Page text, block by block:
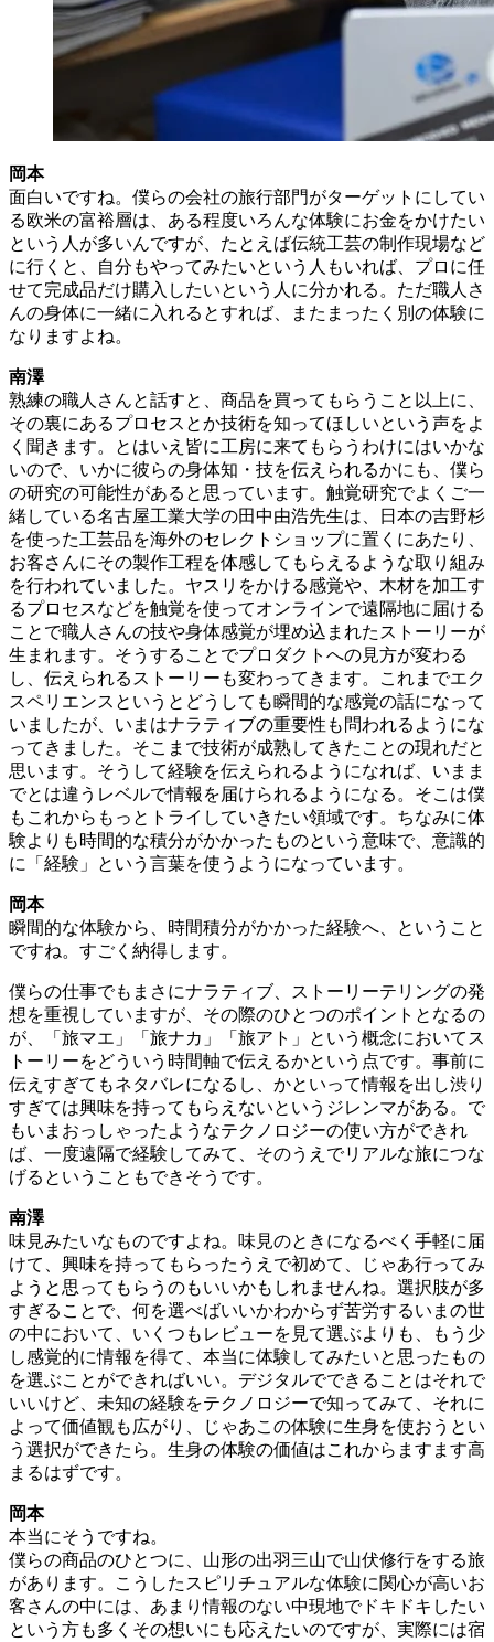
岡本
面白いですね。僕らの会社の旅行部門がターゲットにしてい
る欧米の富裕層は、ある程度いろんな体験にお金をかけたい
という人が多いんですが、たとえば伝統工芸の制作現場など
に行くと、自分もやってみたいという人もいれば、プロに任
せて完成品だけ購入したいという人に分かれる。ただ職人さ
んの身体に一緒に入れるとすれば、またまったく別の体験に
なりますよね。
南澤
熟練の職人さんと話すと、商品を買ってもらうこと以上に、
その裏にあるプロセスとか技術を知ってほしいという声をよ
く聞きます。とはいえ皆に工房に来てもらうわけにはいかな
いので、いかに彼らの身体知・技を伝えられるかにも、僕ら
の研究の可能性があると思っています。触覚研究でよくご一
緒している名古屋工業大学の田中由浩先生は、日本の吉野杉
を使った工芸品を海外のセレクトショップに置くにあたり、
お客さんにその製作工程を体感してもらえるような取り組み
を行われていました。ヤスリをかける感覚や、木材を加工す
るプロセスなどを触覚を使ってオンラインで遠隔地に届ける
ことで職人さんの技や身体感覚が埋め込まれたストーリーが
生まれます。そうすることでプロダクトへの見方が変わる
し、伝えられるストーリーも変わってきます。これまでエク
スペリエンスというとどうしても瞬間的な感覚の話になって
いましたが、いまはナラティブの重要性も問われるようにな
ってきました。そこまで技術が成熟してきたことの現れだと
思います。そうして経験を伝えられるようになれば、いまま
でとは違うレベルで情報を届けられるようになる。そこは僕
もこれからもっとトライしていきたい領域です。ちなみに体
験よりも時間的な積分がかかったものという意味で、意識的
に「経験」という言葉を使うようになっています。
岡本
瞬間的な体験から、時間積分がかかった経験へ、ということ
ですね。すごく納得します。
僕らの仕事でもまさにナラティブ、ストーリーテリングの発
想を重視していますが、その際のひとつのポイントとなるの
が、「旅マエ」「旅ナカ」「旅アト」という概念においてス
トーリーをどういう時間軸で伝えるかという点です。事前に
伝えすぎてもネタバレになるし、かといって情報を出し渋り
すぎては興味を持ってもらえないというジレンマがある。で
もいまおっしゃったようなテクノロジーの使い方ができれ
ば、一度遠隔で経験してみて、そのうえでリアルな旅につな
げるということもできそうです。
南澤
味見みたいなものですよね。味見のときになるべく手軽に届
けて、興味を持ってもらったうえで初めて、じゃあ行ってみ
ようと思ってもらうのもいいかもしれませんね。選択肢が多
すぎることで、何を選べばいいかわからず苦労するいまの世
の中において、いくつもレビューを見て選ぶよりも、もう少
し感覚的に情報を得て、本当に体験してみたいと思ったもの
を選ぶことができればいい。デジタルでできることはそれで
いいけど、未知の経験をテクノロジーで知ってみて、それに
よって価値観も広がり、じゃあこの体験に生身を使おうとい
う選択ができたら。生身の体験の価値はこれからますます高
まるはずです。
岡本
本当にそうですね。
僕らの商品のひとつに、山形の出羽三山で山伏修行をする旅
があります。こうしたスピリチュアルな体験に関心が高いお
客さんの中には、あまり情報のない中現地でドキドキしたい
という方も多くその想いにも応えたいのですが、実際には宿